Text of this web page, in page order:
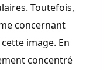
Toutefois,
concernant
image. En
concentré